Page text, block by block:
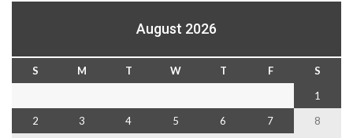
August 2026
S M T W T F
S
1
2
3 4 5 6 7
8